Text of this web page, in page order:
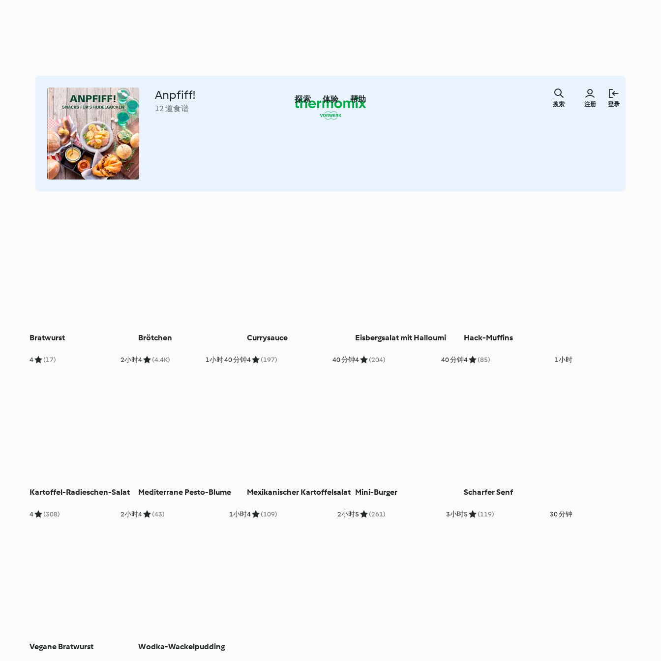
探索 体验 帮助
注册 登录
搜索
Anpfiff!
12 道食谱
Bratwurst
4 (17) 2小时
Brötchen
4 (4.4K) 1小时 40 分钟
Currysauce
4 (197) 40 分钟
Eisbergsalat mit Halloumi
4 (204) 40 分钟
Hack-Muffins
4 (85) 1小时
Kartoffel-Radieschen-Salat
4 (308) 2小时
Mediterrane Pesto-Blume
4 (43) 1小时
Mexikanischer Kartoffelsalat
4 (109) 2小时
Mini-Burger
5 (261) 3小时
Scharfer Senf
5 (119) 30 分钟
Vegane Bratwurst Wodka-Wackelpudding